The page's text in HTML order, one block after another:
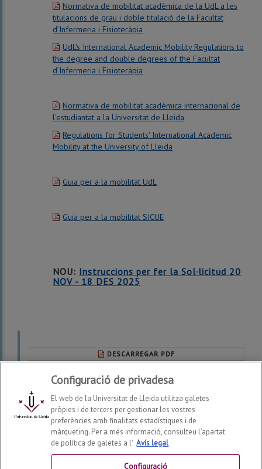
Normativa de mobilitat acadèmica de la UdL a les
titulacions de grau i doble titulació de la Facultat
d’Infermeria i Fisioteràpia
UdL's International Academic Mobility Regulations to
the degree and double degrees of the Facultat
d’Infermeria i Fisioteràpia
Normativa de mobilitat acadèmica internacional de
l'estudiantat a la Universitat de Lleida
Regulations for Students' International Academic
Mobility at the University of Lleida
Guia per a la mobilitat UdL
Guia per a la mobilitat SICUE
NOU: Instruccions per fer la Sol·licitud 20
NOV - 18 DES 2025
DESCARREGAR PDF
Facultat d'Infermeria i Fisioteràpia2026
Configuració de privadesa
El web de la Universitat de Lleida utilitza galetes
pròpies i de tercers per gestionar les vostres
preferències amb finalitats estadístiques i de
màrqueting. Per a més informació, consulteu l’apartat
de política de galetes a l' Avís legal
Configuració